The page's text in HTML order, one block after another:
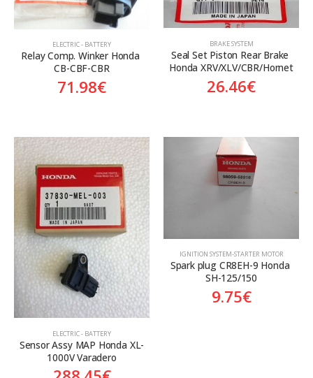
ELECTRIC - BATTERY
Relay Comp. Winker Honda
CB-CBF-CBR
71.98€
BRAKE SYSTEM
Seal Set Piston Rear Brake
Honda XRV/XLV/CBR/Hornet
26.46€
ELECTRIC - BATTERY
Sensor Assy MAP Honda XL-
1000V Varadero
ΙGNITION SYSTEM-STARTER MOTOR
Spark plug CR8EH-9 Honda
SH-125/150
9.75€